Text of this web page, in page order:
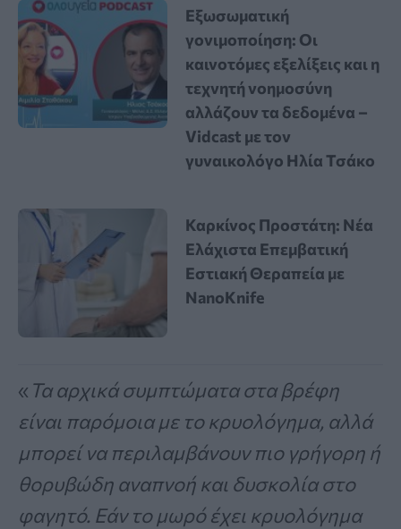
Εξωσωματική
γονιμοποίηση: Οι
καινοτόμες εξελίξεις και η
τεχνητή νοημοσύνη
αλλάζουν τα δεδομένα –
Vidcast με τον
γυναικολόγο Ηλία Τσάκο
Καρκίνος Προστάτη: Νέα
Ελάχιστα Επεμβατική
Εστιακή Θεραπεία με
NanoKnife
« Τα αρχικά συμπτώματα στα βρέφη
είναι παρόμοια με το κρυολόγημα, αλλά
μπορεί να περιλαμβάνουν πιο γρήγορη ή
θορυβώδη αναπνοή και δυσκολία στο
φαγητό. Εάν το μωρό έχει κρυολόγημα